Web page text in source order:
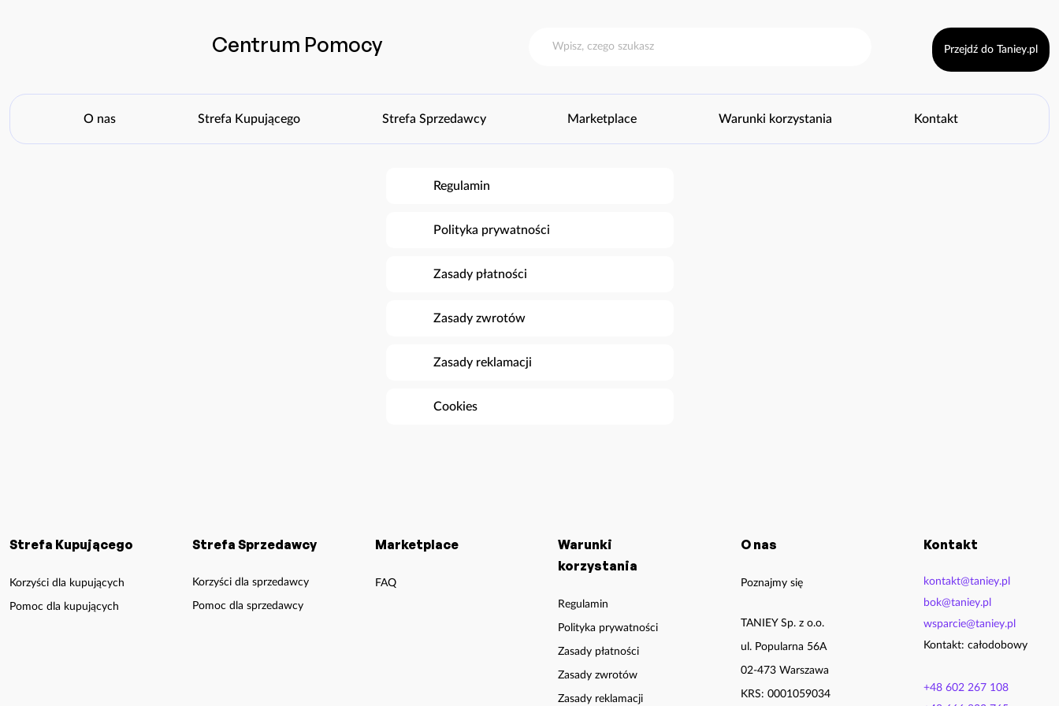
Centrum Pomocy Przejdź do Taniey.pl
O nas Strefa Kupującego Strefa Sprzedawcy Marketplace Warunki korzystania Kontakt
Regulamin
Polityka prywatności
Zasady płatności
Zasady zwrotów
Zasady reklamacji
Cookies
Strefa Kupującego
Korzyści dla kupujących
Pomoc dla kupujących
Strefa Sprzedawcy
Korzyści dla sprzedawcy
Pomoc dla sprzedawcy
Marketplace
FAQ
Warunki
korzystania
Regulamin
Polityka prywatności
Zasady płatności
Zasady zwrotów
Zasady reklamacji
O nas
Poznajmy się
TANIEY Sp. z o.o.
ul. Popularna 56A
02-473 Warszawa
KRS: 0001059034
Kontakt
kontakt@taniey.pl
bok@taniey.pl
wsparcie@taniey.pl
Kontakt: całodobowy
+48 602 267 108